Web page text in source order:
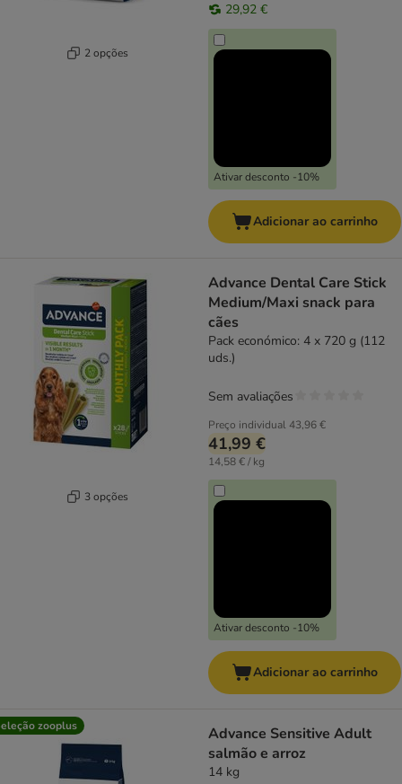
2 opções
29,92 €
Ativar desconto -10%
Adicionar ao carrinho
3 opções
Advance Dental Care Stick
Medium/Maxi snack para
cães
Pack económico: 4 x 720 g (112
uds.)
Preço individual43,96 €
41,99 €
14,58 € / kg
Ativar desconto -10%
Sem avaliações
Adicionar ao carrinho
zooplus
Advance Sensitive Adult
salmão e arroz
14 kg